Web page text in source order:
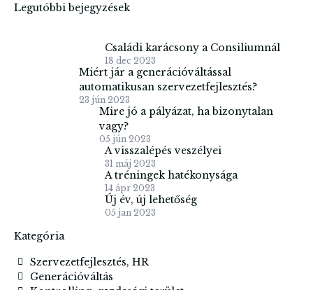
Legutóbbi bejegyzések
Családi karácsony a Consiliumnál
18 dec 2023
Miért jár a generációváltással
automatikusan szervezetfejlesztés?
23 jún 2023
Mire jó a pályázat, ha bizonytalan
vagy?
05 jún 2023
A visszalépés veszélyei
31 máj 2023
A tréningek hatékonysága
14 ápr 2023
Új év, új lehetőség
05 jan 2023
Kategória
Szervezetfejlesztés, HR
Generációváltás